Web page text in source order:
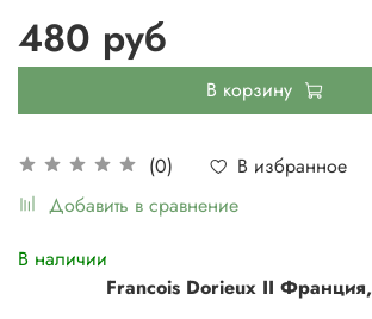
(0)
В избранное
Добавить в сравнение
В наличии
480 руб
В корзину
Francois Dorieux II